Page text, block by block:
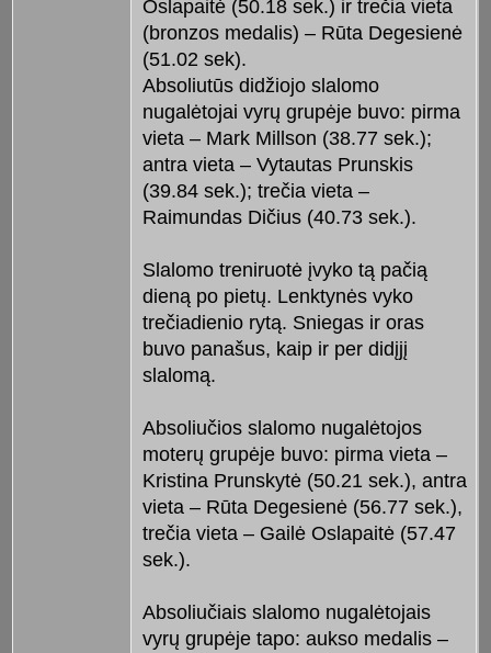
Oslapaitė (50.18 sek.) ir trečia vieta
(bronzos medalis) – Rūta Degesienė
(51.02 sek).
Absoliutūs didžiojo slalomo
nugalėtojai vyrų grupėje buvo: pirma
vieta – Mark Millson (38.77 sek.);
antra vieta – Vytautas Prunskis
(39.84 sek.); trečia vieta –
Raimundas Dičius (40.73 sek.).
Slalomo treniruotė įvyko tą pačią
dieną po pietų. Lenktynės vyko
trečiadienio rytą. Sniegas ir oras
buvo panašus, kaip ir per didįjį
slalomą.
Absoliučios slalomo nugalėtojos
moterų grupėje buvo: pirma vieta –
Kristina Prunskytė (50.21 sek.), antra
vieta – Rūta Degesienė (56.77 sek.),
trečia vieta – Gailė Oslapaitė (57.47
sek.).
Absoliučiais slalomo nugalėtojais
vyrų grupėje tapo: aukso medalis –